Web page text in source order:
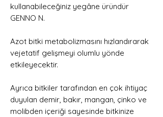
kullanabileceğiniz yegâne üründür
GENNO N.
Azot bitki metabolizmasını hızlandırarak
vejetatif gelişmeyi olumlu yönde
etkileyecektir.
Ayrıca bitkiler tarafından en çok ihtiyaç
duyulan demir, bakır, mangan, çinko ve
molibden içeriği sayesinde bitkinize